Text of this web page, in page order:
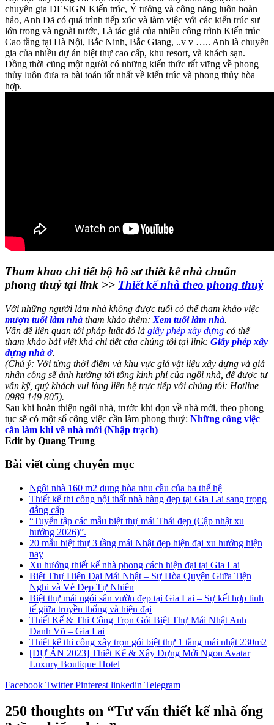
chuyên gia DESIGN Kiến trúc, Ý tưởng và công năng luôn hoàn
hảo, Anh Đã có quá trình tiếp xúc và làm việc với các kiến trúc sư
lớn trong và ngoài nước, Là tác giả của nhiều công trình Kiến trúc
Cao tầng tại Hà Nội, Bắc Ninh, Bắc Giang, ..v v ….. Anh là chuyên
gia của nhiều dự án biệt thự cao cấp, khu resort, và khách sạn.
Đồng thời cũng một người có những kiến thức rất vững về phong
thủy luôn đưa ra bài toán tốt nhất về kiến trúc và phong thủy hòa
hợp.
Tham khao chi tiết bộ hồ sơ thiết kế nhà chuẩn
phong thuỷ tại link >> Thiết kế nhà theo phong thuỷ
Với những người làm nhà không được tuổi có thể tham khảo việc
mượn tuổi làm nhà tham khảo thêm: Xem tuổi làm nhà.
Vấn đề liên quan tới pháp luật đó là giấy phép xây dựng có thể
tham khảo bài viết khá chi tiết của chúng tôi tại link: Giấy phép xây
dựng nhà ở.
(Chú ý: Với từng thời điểm và khu vực giá vật liệu xây dựng và giá
nhân công sẽ ảnh hưởng tới tổng kinh phí của ngôi nhà, để được tư
vấn kỹ, quý khách vui lòng liên hệ trực tiếp với chúng tôi: Hotline
0989 149 805).
Sau khi hoàn thiện ngôi nhà, trước khi dọn về nhà mới, theo phong
tục sẽ có một số công việc cần làm phong thuỷ: Những công việc
cần làm khi về nhà mới (Nhập trạch)
Edit by Quang Trung
Bài viết cùng chuyên mục
Ngôi nhà 160 m2 dung hòa nhu cầu của ba thế hệ
Thiết kế thi công nội thất nhà hàng đẹp tại Gia Lai sang trọng
đẳng cấp
“Tuyển tập các mẫu biệt thự mái Thái đẹp (Cập nhật xu
hướng 2026)”.
20 mẫu biệt thự 3 tầng mái Nhật đẹp hiện đại xu hướng hiện
nay
Xu hướng thiết kế nhà phong cách hiện đại tại Gia Lai
Biệt Thự Hiện Đại Mái Nhật – Sự Hòa Quyện Giữa Tiện
Nghi và Vẻ Đẹp Tự Nhiên
Biệt thự mái ngói sân vườn đẹp tại Gia Lai – Sự kết hợp tinh
tế giữa truyền thống và hiện đại
Thiết Kế & Thi Công Trọn Gói Biệt Thự Mái Nhật Anh
Danh Võ – Gia Lai
Thiết kế thi công xây trọn gói biệt thự 1 tầng mái nhật 230m2
[DỰ ÁN 2023] Thiết Kế & Xây Dựng Mới Ngon Avatar
Luxury Boutique Hotel
Facebook Twitter Pinterest linkedin Telegram
250 thoughts on “Tư vấn thiết kế nhà ống